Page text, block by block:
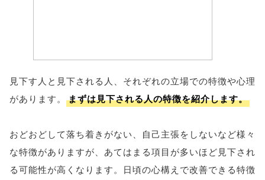
見下す人と見下される人、それぞれの立場での特徴や心理
があります。
まずは見下される人の特徴を紹介します。
おどおどして落ち着きがない、自己主張をしないなど様々
な特徴がありますが、あてはまる項目が多いほど見下され
る可能性が高くなります。日頃の心構えで改善できる特徴